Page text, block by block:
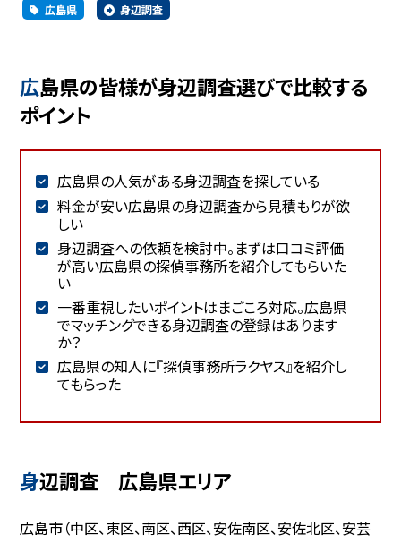
広島県 身辺調査
広島県の皆様が身辺調査選びで比較する
ポイント
広島県の人気がある身辺調査を探している
料金が安い広島県の身辺調査から見積もりが欲
しい
身辺調査への依頼を検討中。まずは口コミ評価
が高い広島県の探偵事務所を紹介してもらいた
い
一番重視したいポイントはまごころ対応。広島県
でマッチングできる身辺調査の登録はあります
か？
広島県の知人に『探偵事務所ラクヤス』を紹介し
てもらった
身辺調査 広島県エリア
広島市（中区、東区、南区、西区、安佐南区、安佐北区、安芸